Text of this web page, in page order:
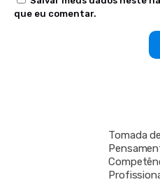
que eu comentar.
Tomada